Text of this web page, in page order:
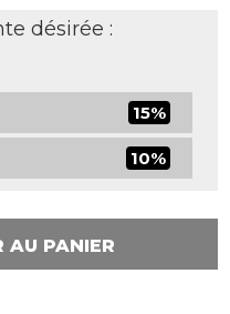
désirée :
15%
10%
AU PANIER